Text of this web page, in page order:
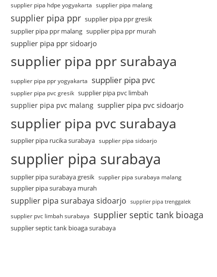
supplier pipa hdpe yogyakarta supplier pipa malang
supplier pipa ppr supplier pipa ppr gresik
supplier pipa ppr malang supplier pipa ppr murah
supplier pipa ppr sidoarjo
supplier pipa ppr surabaya
supplier pipa ppr yogyakarta supplier pipa pvc
supplier pipa pvc gresik supplier pipa pvc limbah
supplier pipa pvc malang supplier pipa pvc sidoarjo
supplier pipa pvc surabaya
supplier pipa rucika surabaya supplier pipa sidoarjo
supplier pipa surabaya
supplier pipa surabaya gresik supplier pipa surabaya malang
supplier pipa surabaya murah
supplier pipa surabaya sidoarjo supplier pipa trenggalek
supplier pvc limbah surabaya supplier septic tank bioaga
supplier septic tank bioaga surabaya